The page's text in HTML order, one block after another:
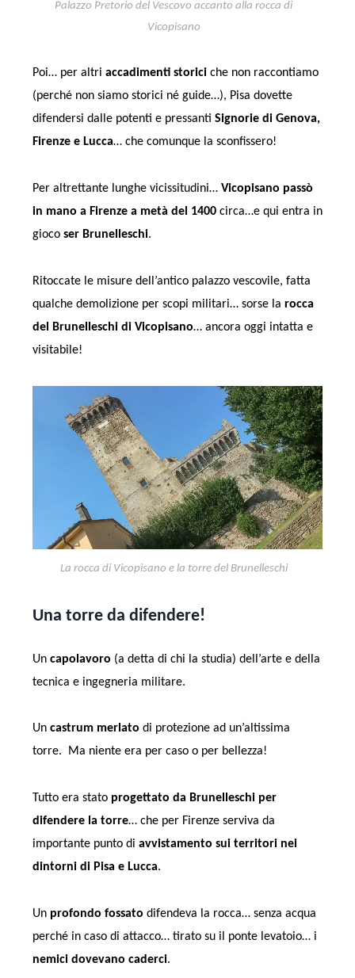
Palazzo Pretorio del Vescovo accanto alla rocca di
Vicopisano
Poi… per altri accadimenti storiciche non raccontiamo
(perché non siamo storici né guide…), Pisa dovette
difendersi dalle potenti e pressanti Signorie di Genova,
Firenze e Lucca… che comunque la sconfissero!
Per altrettante lunghe vicissitudini… Vicopisano passò
in mano a Firenze a metà del 1400circa…e qui entra in
gioco ser Brunelleschi.
Ritoccate le misure dell’antico palazzo vescovile, fatta
qualche demolizione per scopi militari… sorse la rocca
del Brunelleschi di Vicopisano… ancora oggi intatta e
visitabile!
La rocca di Vicopisano e la torre del Brunelleschi
Una torre da difendere!
Un capolavoro (a detta di chi la studia) dell’arte e della
tecnica e ingegneria militare.
Un castrum merlato di protezione ad un’altissima
torre. Ma niente era per caso o per bellezza!
Tutto era stato progettato da Brunelleschi per
difendere la torre… che per Firenze serviva da
importante punto di avvistamento sui territori nei
dintorni di Pisa e Lucca.
Un profondo fossato difendeva la rocca… senza acqua
perché in caso di attacco… tirato su il ponte levatoio… i
nemici dovevano caderci.